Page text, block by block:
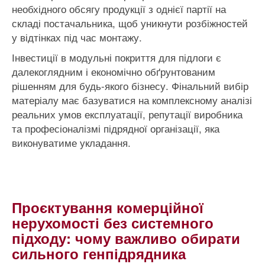
необхідного обсягу продукції з однієї партії на
складі постачальника, щоб уникнути розбіжностей
у відтінках під час монтажу.
Інвестиції в модульні покриття для підлоги є
далекоглядним і економічно обґрунтованим
рішенням для будь-якого бізнесу. Фінальний вибір
матеріалу має базуватися на комплексному аналізі
реальних умов експлуатації, репутації виробника
та професіоналізмі підрядної організації, яка
виконуватиме укладання.
Проєктування комерційної
нерухомості без системного
підходу: чому важливо обирати
сильного генпідрядника